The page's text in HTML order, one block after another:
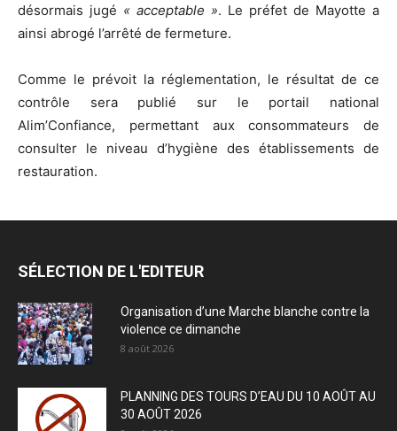
désormais jugé « acceptable ». Le préfet de Mayotte a
ainsi abrogé l’arrêté de fermeture.
Comme le prévoit la réglementation, le résultat de ce
contrôle sera publié sur le portail national
Alim’Confiance, permettant aux consommateurs de
consulter le niveau d’hygiène des établissements de
restauration.
SÉLECTION DE L'EDITEUR
Organisation d’une Marche blanche contre la
violence ce dimanche
8 août 2026
PLANNING DES TOURS D’EAU DU 10 AOÛT AU
30 AOÛT 2026